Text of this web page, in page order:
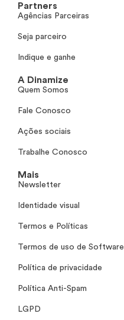
Partners
Agências Parceiras
Seja parceiro
Indique e ganhe
A Dinamize
Quem Somos
Fale Conosco
Ações sociais
Trabalhe Conosco
Mais
Newsletter
Identidade visual
Termos e Políticas
Termos de uso de Software
Política de privacidade
Política Anti-Spam
LGPD